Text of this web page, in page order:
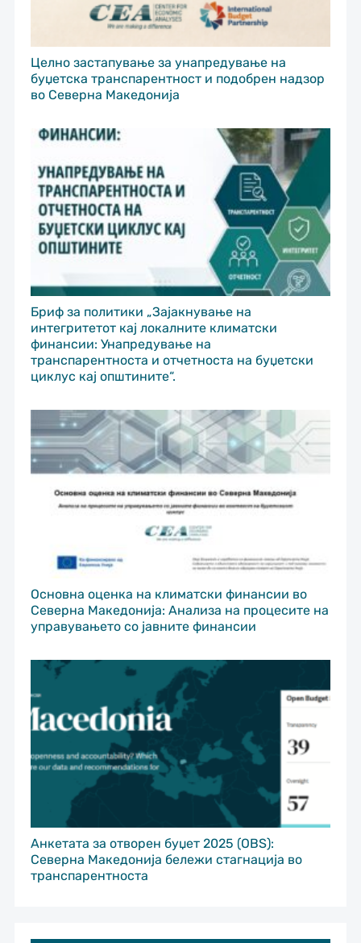
Целно застапување за унапредување на
буџетска транспарентност и подобрен надзор
во Северна Македонија
Бриф за политики „Зајакнување на
интегритетот кај локалните климатски
финансии: Унапредување на
транспарентноста и отчетноста на буџетски
циклус кај општините“.
Основна оценка на климатски финансии во
Северна Македонија: Анализа на процесите на
управувањето со јавните финансии
Анкетата за отворен буџет 2025 (OBS):
Северна Македонија бележи стагнација во
транспарентноста